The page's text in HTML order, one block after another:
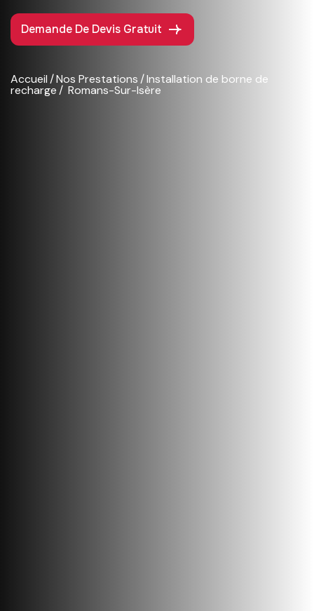
Demande De Devis Gratuit
Accueil Nos Prestations Installation de borne de
recharge Romans-Sur-Isère